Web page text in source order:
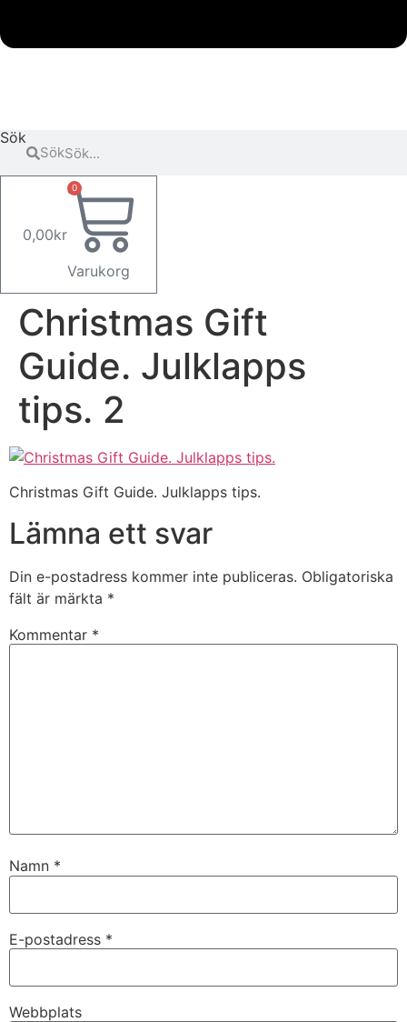
Sök
Sök
0,00kr
0
Varukorg
Christmas Gift
Guide. Julklapps
tips. 2
Christmas Gift Guide. Julklapps tips.
Lämna ett svar
Din e-postadress kommer inte publiceras. Obligatoriska
fält är märkta *
Kommentar *
Namn *
E-postadress *
Webbplats